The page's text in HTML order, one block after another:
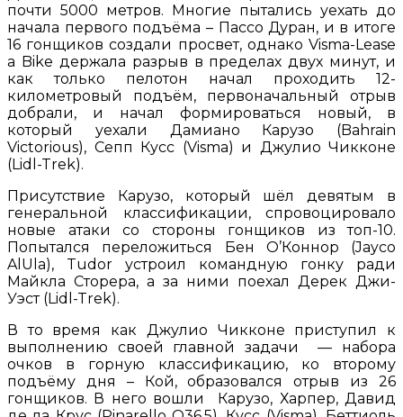
почти 5000 метров. Многие пытались уехать до
начала первого подъёма – Пассо Дуран, и в итоге
16 гонщиков создали просвет, однако Visma-Lease
a Bike держала разрыв в пределах двух минут, и
как только пелотон начал проходить 12-
километровый подъём, первоначальный отрыв
добрали, и начал формироваться новый, в
который уехали Дамиано Карузо (Bahrain
Victorious), Сепп Кусс (Visma) и Джулио Чикконе
(Lidl-Trek).
Присутствие Карузо, который шёл девятым в
генеральной классификации, спровоцировало
новые атаки со стороны гонщиков из топ-10.
Попытался переложиться Бен О’Коннор (Jayco
AlUla), Tudor устроил командную гонку ради
Майкла Сторера, а за ними поехал Дерек Джи-
Уэст (Lidl-Trek).
В то время как Джулио Чикконе приступил к
выполнению своей главной задачи — набора
очков в горную классификацию, ко второму
подъёму дня – Кой, образовался отрыв из 26
гонщиков. В него вошли Карузо, Харпер, Давид